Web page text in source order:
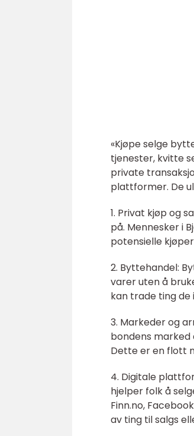
«Kjøpe selge
tjenester, kvitte
private
plattformer. De
1. Privat kjøp og
på. Mennesker i
potensielle
2. Byttehandel:
varer uten å
kan trade ting de
3. Markeder og
bondens
Dette er en flott
4. Digitale
hjelper folk å
Finn.no,
av ting til salgs